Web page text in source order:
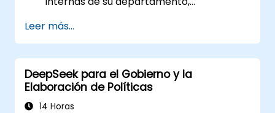
Leer más...
DeepSeek para el Gobierno y la
Elaboración de Políticas
14 Horas